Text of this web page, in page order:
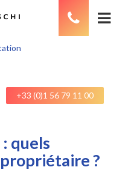
+33 (0)1 56 79 11 00
quels
?